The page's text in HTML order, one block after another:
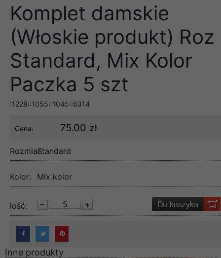
Komplet damskie
(Włoskie produkt) Roz
Standard, Mix Kolor
Paczka 5 szt
:1228::1055::1045::6314
Cena: 75.00 zł
Rozmiar:Standard
Kolor: Mix kolor
lość:
Inne produkty